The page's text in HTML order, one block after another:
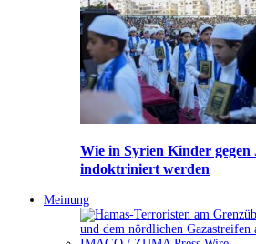
Wie in Syrien Kinder
indoktriniert werden
Meinung